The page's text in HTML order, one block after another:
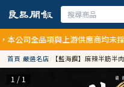
全品項與上游供應商均未採用問
首頁/嚴選名店/ 【藍海饌】麻辣半筋半
1 / 1